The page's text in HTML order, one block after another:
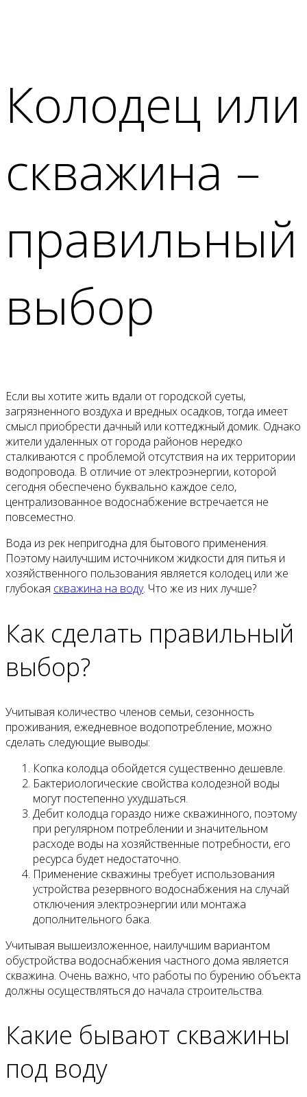
Колодец или
скважина –
правильный
выбор
Если вы хотите жить вдали от городской суеты,
загрязненного воздуха и вредных осадков, тогда имеет
смысл приобрести дачный или коттеджный домик. Однако
жители удаленных от города районов нередко
сталкиваются с проблемой отсутствия на их территории
водопровода. В отличие от электроэнергии, которой
сегодня обеспечено буквально каждое село,
централизованное водоснабжение встречается не
повсеместно.
Вода из рек непригодна для бытового применения.
Поэтому наилучшим источником жидкости для питья и
хозяйственного пользования является колодец или же
глубокая скважина на воду. Что же из них лучше?
Как сделать правильный
выбор?
Учитывая количество членов семьи, сезонность
проживания, ежедневное водопотребление, можно
сделать следующие выводы:
Копка колодца обойдется существенно дешевле.
Бактериологические свойства колодезной воды
могут постепенно ухудшаться.
Дебит колодца гораздо ниже скважинного, поэтому
при регулярном потреблении и значительном
расходе воды на хозяйственные потребности, его
ресурса будет недостаточно.
Применение скважины требует использования
устройства резервного водоснабжения на случай
отключения электроэнергии или монтажа
дополнительного бака.
Учитывая вышеизложенное, наилучшим вариантом
обустройства водоснабжения частного дома является
скважина. Очень важно, что работы по бурению объекта
должны осуществляться до начала строительства.
Какие бывают скважины
под воду